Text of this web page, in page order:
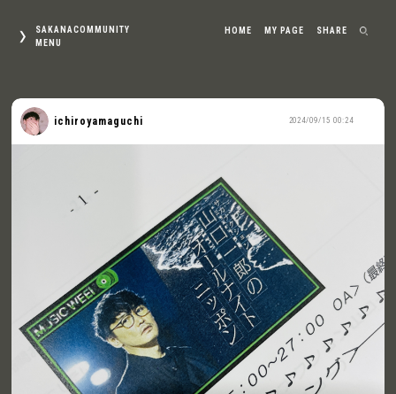
SAKANACOMMUNITY
MENU
HOME MY PAGE SHARE
2024/09/15 00:24
ichiroyamaguchi